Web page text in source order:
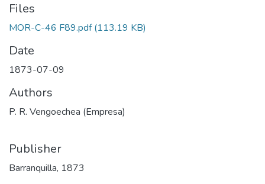
Files
MOR-C-46 F89.pdf(113.19 KB)
Date
1873-07-09
Authors
P. R. Vengoechea (Empresa)
Publisher
Barranquilla, 1873